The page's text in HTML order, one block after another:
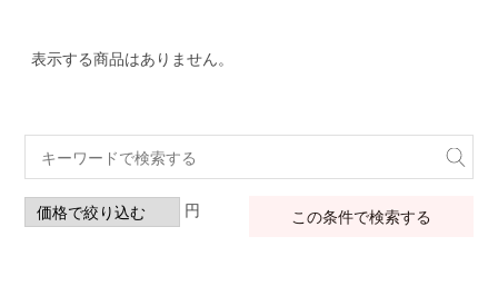
表示する商品はありません。
円 この条件で検索する